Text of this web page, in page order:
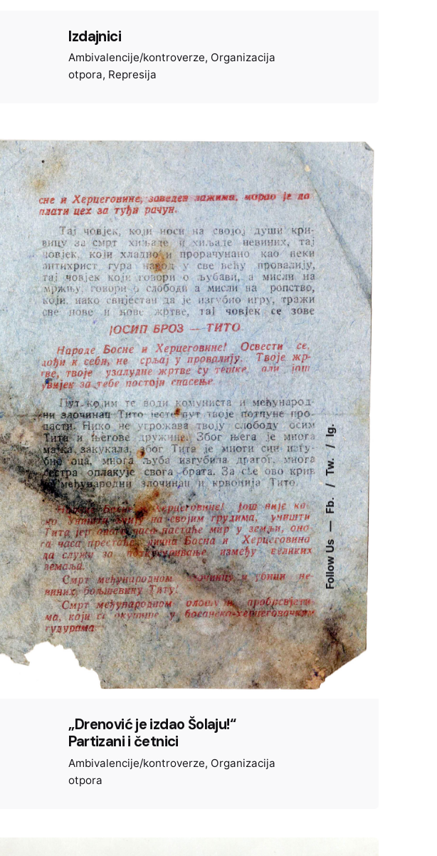
Follow Us
—
Fb.
Tw.
Ig.
Izdajnici
Ambivalencije/kontroverze Organizacija
otpora Represija
„Drenović je izdao Šolaju!“
Partizani i četnici
Ambivalencije/kontroverze Organizacija
otpora